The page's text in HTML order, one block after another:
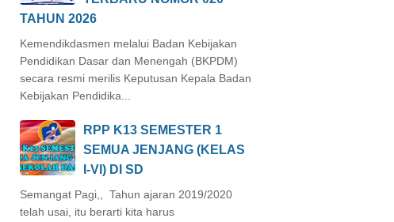
TAHUN 2026
Kemendikdasmen melalui Badan Kebijakan
Pendidikan Dasar dan Menengah (BKPDM)
secara resmi merilis Keputusan Kepala Badan
Kebijakan Pendidika...
RPP K13 SEMESTER 1
SEMUA JENJANG (KELAS
I-VI) DI SD
Semangat Pagi,, Tahun ajaran 2019/2020
telah usai, itu berarti kita harus